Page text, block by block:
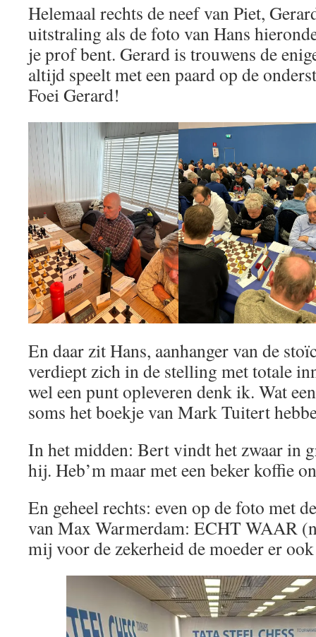
Helemaal rechts de neef van Piet,
uitstraling als de foto van Hans
je prof bent. Gerard is trouwens de
altijd speelt met een paard op de
Foei Gerard!
En daar zit Hans, aanhanger van de
verdiept zich in de stelling met totale
wel een punt opleveren denk ik. Wat
soms het boekje van Mark Tuitert
In het midden: Bert vindt het zwaar in
hij. Heb’m maar met een beker koffie
En geheel rechts: even op de foto met
van Max Warmerdam: ECHT WAAR
mij voor de zekerheid de moeder er